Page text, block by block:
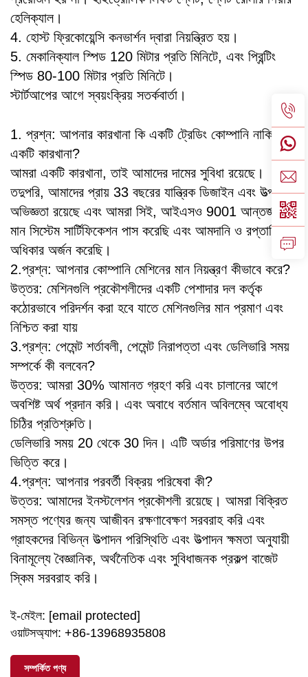
হেলিক্যাল।
4. হোস্ট ফ্রিকোয়েন্সি কনভার্শন দ্বারা নিয়ন্ত্রিত হয়।
5. মেকানিক্যাল স্পিড 120 মিটার প্রতি মিনিটে, এবং প্রিন্টিং
স্পিড 80-100 মিটার প্রতি মিনিটে।
স্টার্টআপের আগে স্বয়ংক্রিয় সতর্কবার্তা।
1. প্রশ্ন: আপনার কারখানা কি একটি ট্রেডিং কোম্পানি নাকি
একটি কারখানা?
আমরা একটি কারখানা, তাই আমাদের দামের সুবিধা রয়েছে।
তদুপরি, আমাদের প্রায় 33 বছরের যান্ত্রিক ডিজাইন এবং উত্পাদন
অভিজ্ঞতা রয়েছে এবং আমরা সিই, আইএসও 9001 আন্তর্জাতিক
মান সিস্টেম সার্টিফিকেশন পাস করেছি এবং আমদানি ও রপ্তানির
অধিকার অর্জন করেছি।
2.প্রশ্ন: আপনার কোম্পানি মেশিনের মান নিয়ন্ত্রণ কীভাবে করে?
উত্তর: মেশিনগুলি প্রকৌশলীদের একটি পেশাদার দল কর্তৃক
কঠোরভাবে পরিদর্শন করা হবে যাতে মেশিনগুলির মান প্রমাণ এবং
নিশ্চিত করা যায়
3.প্রশ্ন: পেমেন্ট শর্তাবলী, পেমেন্ট নিরাপত্তা এবং ডেলিভারি সময়
সম্পর্কে কী বলবেন?
উত্তর: আমরা 30% আমানত গ্রহণ করি এবং চালানের আগে
অবশিষ্ট অর্থ প্রদান করি। এবং অবাধে বর্তমান অবিলম্বে অবোধ্য
চিঠির প্রতিশ্রুতি।
ডেলিভারি সময় 20 থেকে 30 দিন। এটি অর্ডার পরিমাণের উপর
ভিত্তি করে।
4.প্রশ্ন: আপনার পরবর্তী বিক্রয় পরিষেবা কী?
উত্তর: আমাদের ইনস্টলেশন প্রকৌশলী রয়েছে। আমরা বিক্রিত
সমস্ত পণ্যের জন্য আজীবন রক্ষণাবেক্ষণ সরবরাহ করি এবং
গ্রাহকদের বিভিন্ন উত্পাদন পরিস্থিতি এবং উত্পাদন ক্ষমতা অনুযায়ী
বিনামূল্যে বৈজ্ঞানিক, অর্থনৈতিক এবং সুবিধাজনক প্রকল্প বাজেট
স্কিম সরবরাহ করি।
ই-মেইল: [email protected]
ওয়াটসঅ্যাপ: +86-13968935808
সম্পর্কিত পণ্য